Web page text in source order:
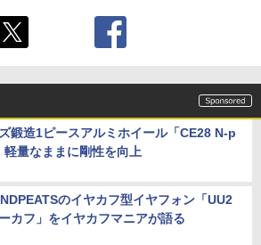
鍛造1ピースアルミホイール「CE28 N-p
軽量なままに剛性を向上
のイヤカフ型イヤフォン「UU2
カフ」をイヤカフマニアが語る